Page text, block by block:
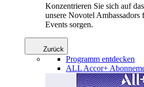
Konzentrieren Sie sich auf
unsere Novotel
Events sorgen.
Zurück
Programm entdecken
ALL Accor+